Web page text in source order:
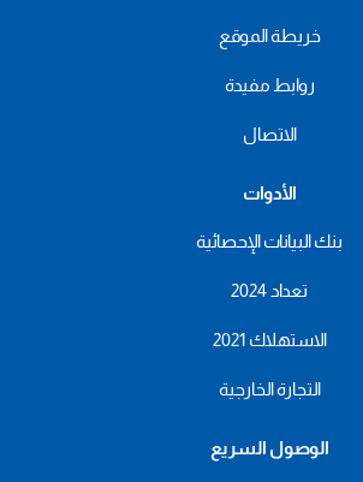
خريطة الموقع
روابط مفيدة
الاتصال
الأدوات
بنك البيانات الإحصائية
تعداد 2024
الاستهلاك 2021
التجارة الخارجية
الوصول السريع